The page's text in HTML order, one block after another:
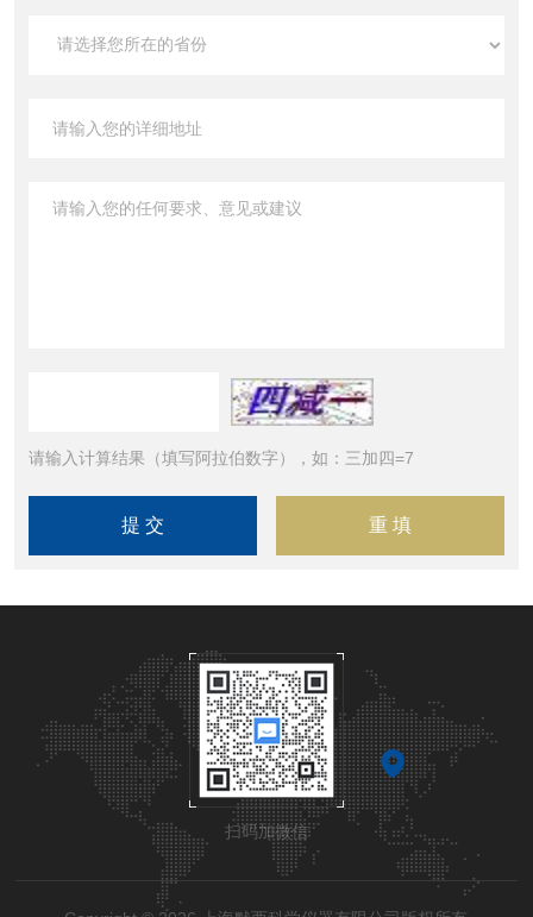
请输入计算结果（填写阿拉伯数字），如：三加四=7
扫码加微信